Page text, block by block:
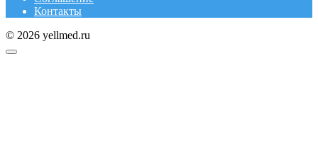
Контакты
© 2026 yellmed.ru